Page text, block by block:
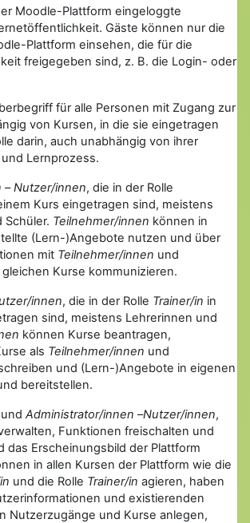
Moodle-Plattform eingeloggte
Gäste können nur die
Plattform einsehen, die für die
freigegeben sind, z. B. die Login- oder
für alle Personen mit Zugang zur
von Kursen, in die sie eingetragen
darin, auch unabhängig von ihrer
Lernprozess.
–Nutzer/innen, die in der Rolle
Kurs eingetragen sind, meistens
Schüler. Teilnehmer/innen können in
(Lern-)Angebote nutzen und über
mit Teilnehmer/innen und
Kurse kommunizieren.
innen, die in der Rolle Trainer/in in
sind, meistens Lehrerinnen und
können Kurse beantragen,
als Teilnehmer/innen und
und (Lern-)Angebote in eigenen
bereitstellen.
und Administrator/innen –Nutzer/innen,
Funktionen freischalten und
das Erscheinungsbild der Plattform
in allen Kursen der Plattform wie die
und die Rolle Trainer/in agieren, haben
und existierenden
Nutzerzugänge und Kurse anlegen,